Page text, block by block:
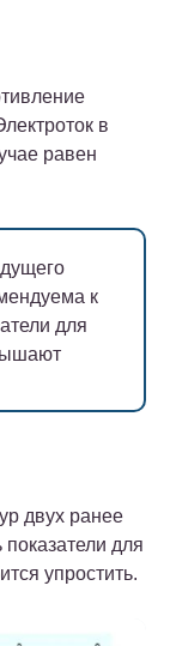
в
равен
к
для
двух ранее
для
упростить.